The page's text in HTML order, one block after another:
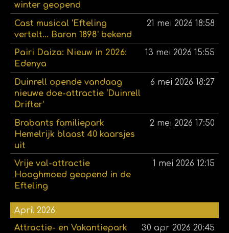
winter geopend
Cast musical 'Efteling
vertelt... Baron 1898' bekend
21 mei 2026 18:58
Pairi Daiza: Nieuw in 2026:
Edenya
13 mei 2026 15:55
Duinrell opende vandaag
nieuwe doe-attractie ‘Duinrell
Drifter’
6 mei 2026 18:27
Brabants familiepark
Hemelrijk blaast 40 kaarsjes
uit
2 mei 2026 17:50
Vrije val-attractie
Hooghmoed geopend in de
Efteling
1 mei 2026 12:15
April 2026
Attractie- en Vakantiepark
30 apr 2026 20:45